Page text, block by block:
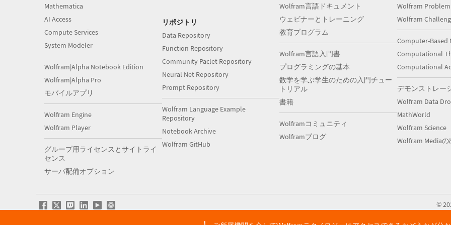
Mathematica
AI Access
Compute Services
System Modeler
Wolfram|Alpha Notebook Edition
Wolfram|Alpha Pro
モバイルアプリ
Wolfram Engine
Wolfram Player
グループ用ライセンスとサイトライ
センス
サーバ配備オプション
リポジトリ
Data Repository
Function Repository
Community Paclet Repository
Neural Net Repository
Prompt Repository
Wolfram Language Example
Repository
Notebook Archive
Wolfram GitHub
Wolfram言語ドキュメント
ウェビナーとトレーニング
教育プログラム
Wolfram言語入門書
プログラミングの基本
数学を学ぶ学生のための入門チュー
トリアル
書籍
Wolframコミュニティ
Wolframブログ
Wolfram
Wolfram
Computer-Based
Computational
Computational
デモンストレー
Wolfram Data
MathWorld
Wolfram Science
Wolfram Media
©